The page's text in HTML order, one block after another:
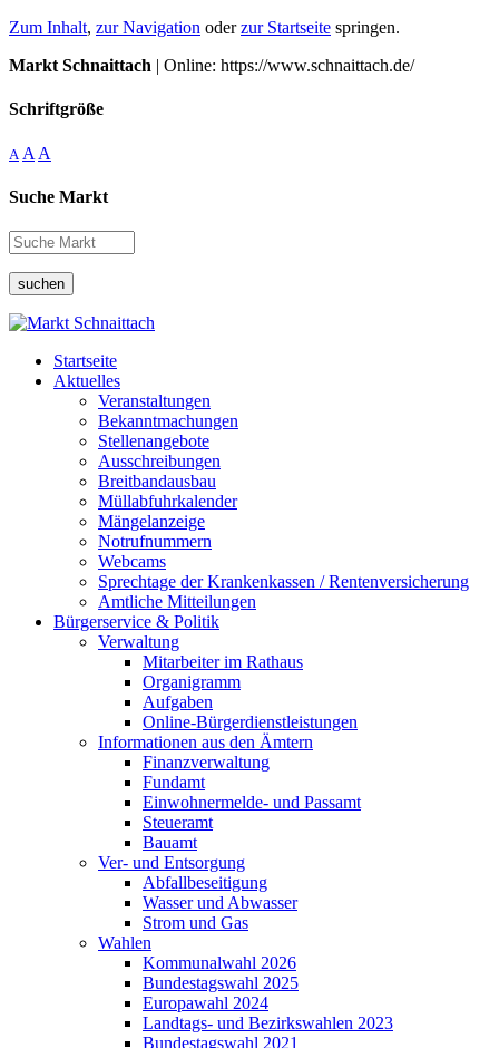
Zum Inhalt, zur Navigation oderzur Startseite springen.
Markt Schnaittach | Online: https://www.schnaittach.de/
Schriftgröße
A A A
Suche Markt
suchen
Startseite
Aktuelles
Veranstaltungen
Bekanntmachungen
Stellenangebote
Ausschreibungen
Breitbandausbau
Müllabfuhrkalender
Mängelanzeige
Notrufnummern
Webcams
Sprechtage der Krankenkassen / Rentenversicherung
Amtliche Mitteilungen
Bürgerservice & Politik
Verwaltung
Mitarbeiter im Rathaus
Organigramm
Aufgaben
Online-Bürgerdienstleistungen
Informationen aus den Ämtern
Finanzverwaltung
Fundamt
Einwohnermelde- und Passamt
Steueramt
Bauamt
Ver- und Entsorgung
Abfallbeseitigung
Wasser und Abwasser
Strom und Gas
Wahlen
Kommunalwahl 2026
Bundestagswahl 2025
Europawahl 2024
Landtags- und Bezirkswahlen 2023
Bundestagswahl 2021